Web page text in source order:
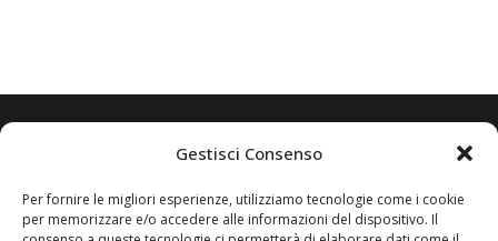
Gestisci Consenso
Per fornire le migliori esperienze, utilizziamo tecnologie come i cookie
per memorizzare e/o accedere alle informazioni del dispositivo. Il
Scrivi subito a: puntasallustrolipari@gmail.com
(39) 333 5758461